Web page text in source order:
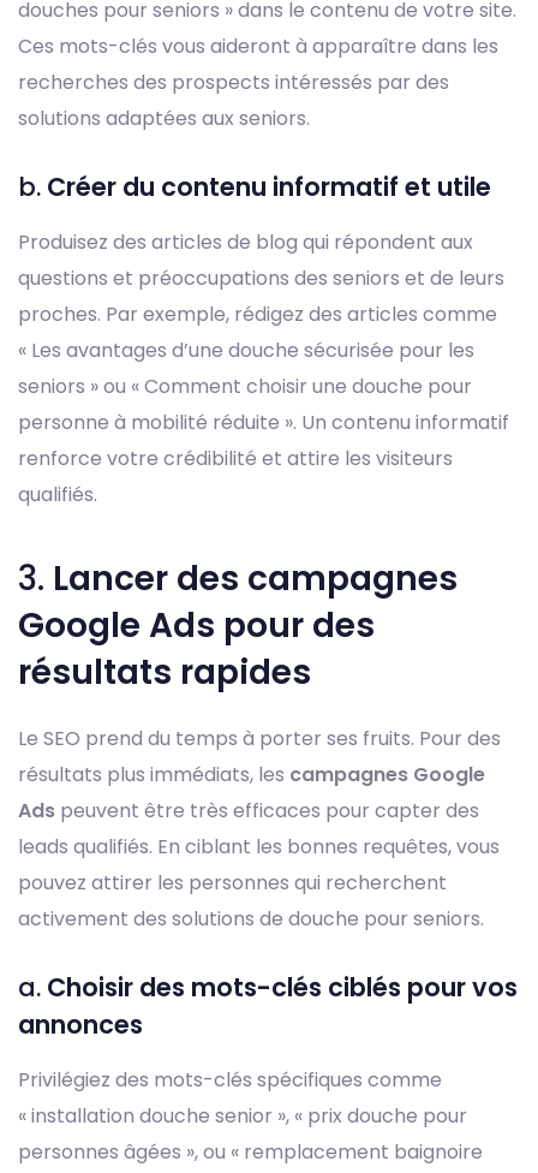
douches pour seniors » dans le contenu de votre site.
Ces mots-clés vous aideront à apparaître dans les
recherches des prospects intéressés par des
solutions adaptées aux seniors.
b. Créer du contenu informatif et utile
Produisez des articles de blog qui répondent aux
questions et préoccupations des seniors et de leurs
proches. Par exemple, rédigez des articles comme
« Les avantages d’une douche sécurisée pour les
seniors » ou « Comment choisir une douche pour
personne à mobilité réduite ». Un contenu informatif
renforce votre crédibilité et attire les visiteurs
qualifiés.
3. Lancer des campagnes
Google Ads pour des
résultats rapides
Le SEO prend du temps à porter ses fruits. Pour des
résultats plus immédiats, les campagnes Google
Ads peuvent être très efficaces pour capter des
leads qualifiés. En ciblant les bonnes requêtes, vous
pouvez attirer les personnes qui recherchent
activement des solutions de douche pour seniors.
a. Choisir des mots-clés ciblés pour vos
annonces
Privilégiez des mots-clés spécifiques comme
« installation douche senior », « prix douche pour
personnes âgées », ou « remplacement baignoire